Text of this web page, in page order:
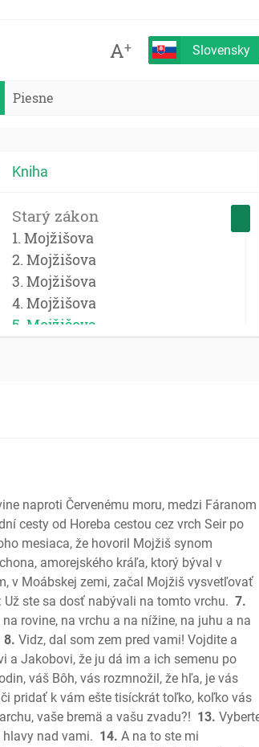
A+ Slovensky
Piesne
Kniha
Starý zákon
1. Mojžišova
2. Mojžišova
3. Mojžišova
4. Mojžišova
5. Mojžišova
1 Kroník; Paralipomenon
2 Kroník; Paralipomenon
Ezdráš
Nehemiáš
Ester
Jób
Žalmy
Príslovia
Kazateľ
Pieseň piesní
Izaiáš
Jeremiáš
naproti Červenému moru, medzi Fáranom
cesty od Horeba cestou cez vrch Seir po
mesiaca, že hovoril Mojžiš synom
amorejského kráľa, ktorý býval v
v Moábskej zemi, začal Mojžiš vysvetľovať
ste sa dosť nabývali na tomto vrchu. 7.
rovine, na vrchu a na nížine, na juhu a na
8. Vidz, dal som zem pred vami! Vojdite a
a Jakobovi, že ju dá im a ich semenu po
váš Bôh, vás rozmnožil, že hľa, je vás
pridať k vám ešte tisíckrát toľko, koľko vás
vaše bremä a vašu zvadu?! 13.
nad vami. 14. A na to ste mi